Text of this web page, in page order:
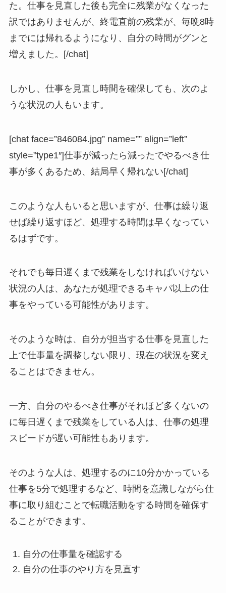
た。仕事を見直した後も完全に残業がなくなった
訳ではありませんが、終電直前の残業が、毎晩8時
までには帰れるようになり、自分の時間がグンと
増えました。[/chat]
しかし、仕事を見直し時間を確保しても、次のよ
うな状況の人もいます。
[chat face=”846084.jpg” name=”” align=”left”
style=”type1″]仕事が減ったら減ったでやるべき仕
事が多くあるため、結局早く帰れない[/chat]
このような人もいると思いますが、仕事は繰り返
せば繰り返すほど、処理する時間は早くなってい
るはずです。
それでも毎日遅くまで残業をしなければいけない
状況の人は、 あなたが処理できるキャパ以上の仕
事をやっている可能性があります。
そのような時は、自分が担当する仕事を見直した
上で仕事量を調整しない限り、現在の状況を変え
ることはできません。
一方、自分のやるべき仕事がそれほど多くないの
に毎日遅くまで残業をしている人は、仕事の処理
スピードが遅い可能性もあります。
そのような人は、処理するのに10分かかっている
仕事を5分で処理するなど、時間を意識しながら仕
事に取り組むことで転職活動をする時間を確保す
ることができます。
自分の仕事量を確認する
自分の仕事のやり方を見直す